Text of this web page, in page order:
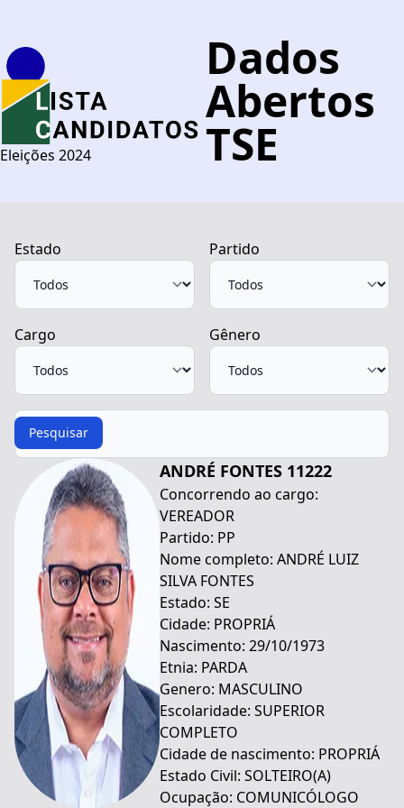
Eleições 2024
Dados
Abertos
TSE
Estado Partido
Cargo Gênero
Procurar
Pesquisar
ANDRÉ FONTES 11222
Concorrendo ao cargo:
VEREADOR
Partido: PP
Nome completo: ANDRÉ LUIZ
SILVA FONTES
Estado: SE
Cidade: PROPRIÁ
Nascimento: 29/10/1973
Etnia: PARDA
Genero: MASCULINO
Escolaridade: SUPERIOR
COMPLETO
Cidade de nascimento: PROPRIÁ
Estado Civil: SOLTEIRO(A)
Ocupação: COMUNICÓLOGO